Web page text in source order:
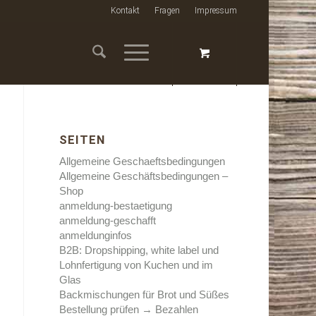
Kontakt Fragen Impressum
SEITEN
Allgemeine Geschaeftsbedingungen
Allgemeine Geschäftsbedingungen –
Shop
anmeldung-bestaetigung
anmeldung-geschafft
anmeldunginfos
B2B: Dropshipping, white label und
Lohnfertigung von Kuchen und im
Glas
Backmischungen für Brot und Süßes
Bestellung prüfen → Bezahlen